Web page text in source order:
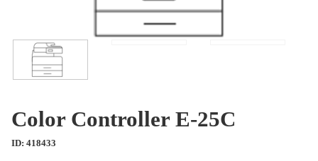
Color Controller E-25C
ID: 418433